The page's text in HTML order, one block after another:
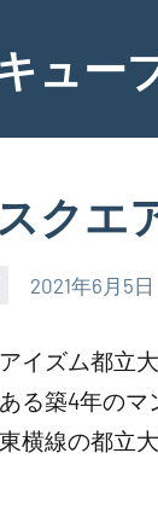
ュー
クエ
2021年6月5日
イズム都立
る築4年のマ
横線の都立